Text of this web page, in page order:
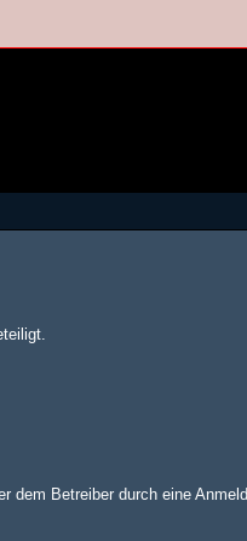
dem Betreiber durch eine